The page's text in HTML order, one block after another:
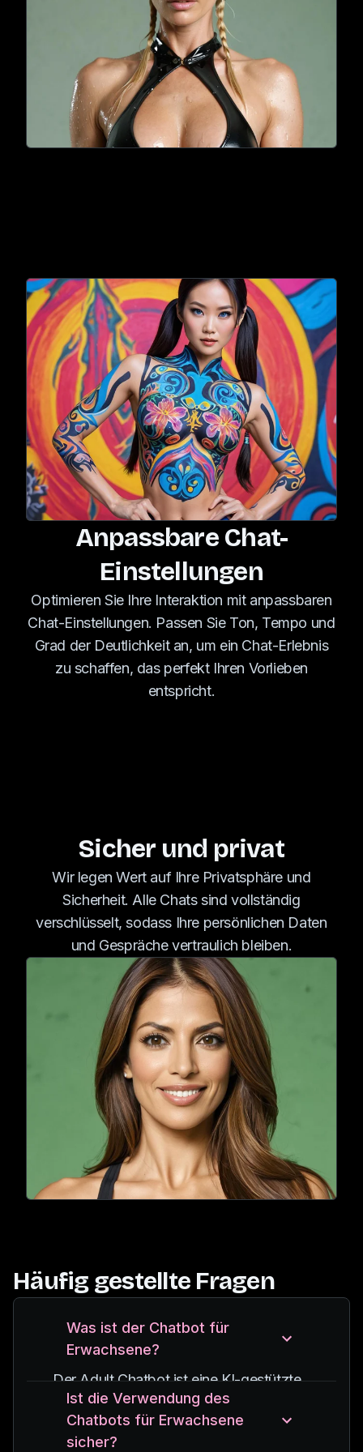
Anpassbare Chat-
Einstellungen
Optimieren Sie Ihre Interaktion mit anpassbaren
Chat-Einstellungen. Passen Sie Ton, Tempo und
Grad der Deutlichkeit an, um ein Chat-Erlebnis
zu schaffen, das perfekt Ihren Vorlieben
entspricht.
Sicher und privat
Wir legen Wert auf Ihre Privatsphäre und
Sicherheit. Alle Chats sind vollständig
verschlüsselt, sodass Ihre persönlichen Daten
und Gespräche vertraulich bleiben.
Häufig gestellte Fragen
Was ist der Chatbot für
Erwachsene?
Der Adult Chatbot ist eine KI-gestützte
Anwendung, die für erwachsene
Benutzer entwickelt wurde, die
personalisierte und interaktive
Ist die Verwendung des
Chatbots für Erwachsene
sicher?